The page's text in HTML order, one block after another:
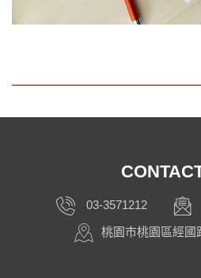
03-3571212
桃園市桃園區經國